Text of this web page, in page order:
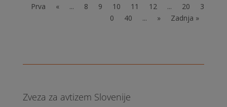
Prva
« ... 8 9 10 11 12 ... 20
3
0
40 ... » Zadnja »
Zveza za avtizem Slovenije